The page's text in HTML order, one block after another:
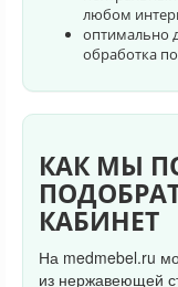
любом
оптимально
обработка
КАК МЫ
КАБИНЕТ
На medmebel.ru
из нержавеющей